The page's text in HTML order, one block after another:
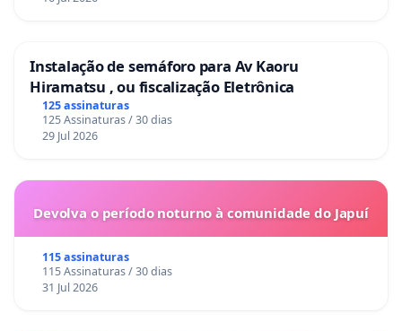
Instalação de semáforo para Av Kaoru
Hiramatsu , ou fiscalização Eletrônica
125 assinaturas
125 Assinaturas / 30 dias
29 Jul 2026
Devolva o período noturno à comunidade do Japuí
115 assinaturas
115 Assinaturas / 30 dias
31 Jul 2026